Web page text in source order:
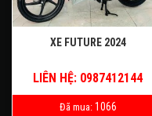
XE FUTURE 2024
LIÊN HỆ: 0987412144
Đã mua: 1066